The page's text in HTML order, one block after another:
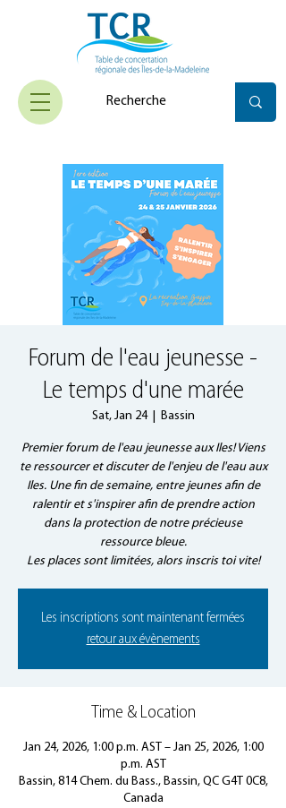
Forum de l'eau jeunesse -
Le temps d'une marée
Sat, Jan 24
  |
Bassin
Premier forum de l'eau jeunesse aux Iles! Viens
te ressourcer et discuter de l'enjeu de l'eau aux
Iles. Une fin de semaine, entre jeunes afin de
ralentir et s'inspirer afin de prendre action
dans la protection de notre précieuse
ressource bleue.
Les places sont limitées, alors inscris toi vite!
Les inscriptions sont maintenant fermées
retour aux évènements
Time & Location
Jan 24, 2026, 1:00 p.m. AST – Jan 25, 2026, 1:00
p.m. AST
Bassin, 814 Chem. du Bass., Bassin, QC G4T 0C8,
Canada